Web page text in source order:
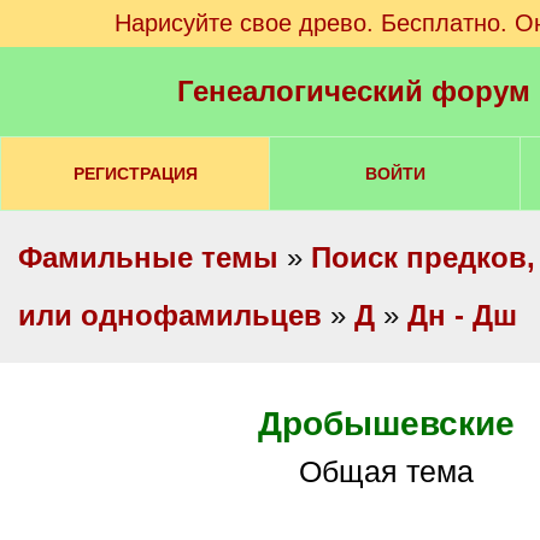
Нарисуйте свое древо. Бесплатно.
Генеалогический
РЕГИСТРАЦИЯ ВОЙТИ
Фамильные темы » Поиск
или однофамильцев » Д » Дн - Дш
Дробышевские
Общая тема